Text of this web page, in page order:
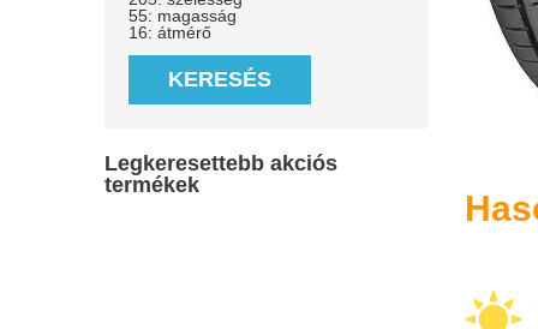
55: magasság
16: átmérő
KERESÉS
Legkeresettebb akciós
termékek